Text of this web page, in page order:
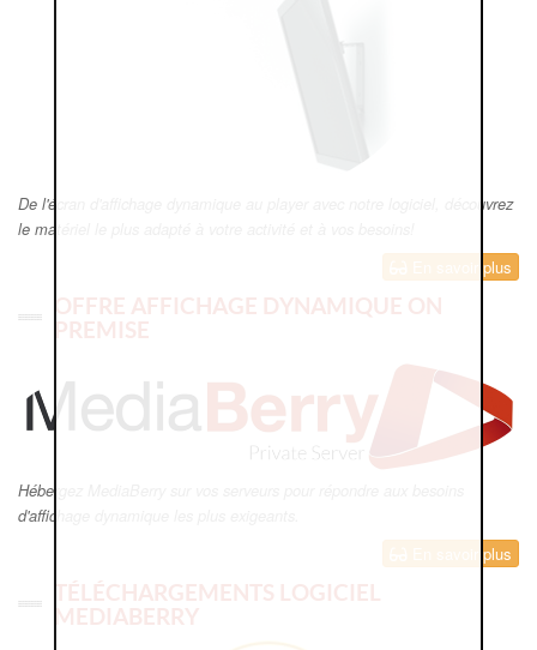
De l'écran d'affichage dynamique au player avec notre logiciel, découvrez
le matériel le plus adapté à votre activité et à vos besoins!
En savoir plus
OFFRE AFFICHAGE DYNAMIQUE ON
PREMISE
Hébergez MediaBerry sur vos serveurs pour répondre aux besoins
d'affichage dynamique les plus exigeants.
En savoir plus
TÉLÉCHARGEMENTS LOGICIEL
MEDIABERRY